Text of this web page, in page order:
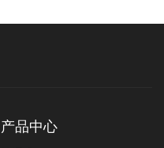
产品中心